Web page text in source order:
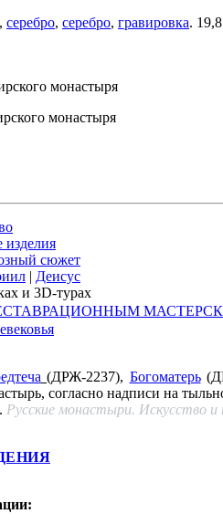
, серебро, серебро, гравировка.
монастыря
монастыря
сюжет
| Деисус
и 3D-турах
(ДРЖ-2237), Богоматерь
согласно надписи на
Русские монастыри. Искусство